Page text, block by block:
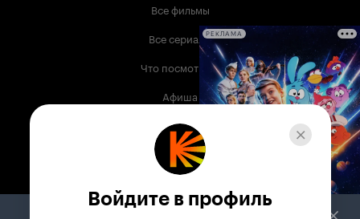
Все фильмы
Все сериалы
Что посмотреть
Афиша
Музыка
Телепрограмма
Служба поддержки
РЕКЛАМА
Войдите в профиль